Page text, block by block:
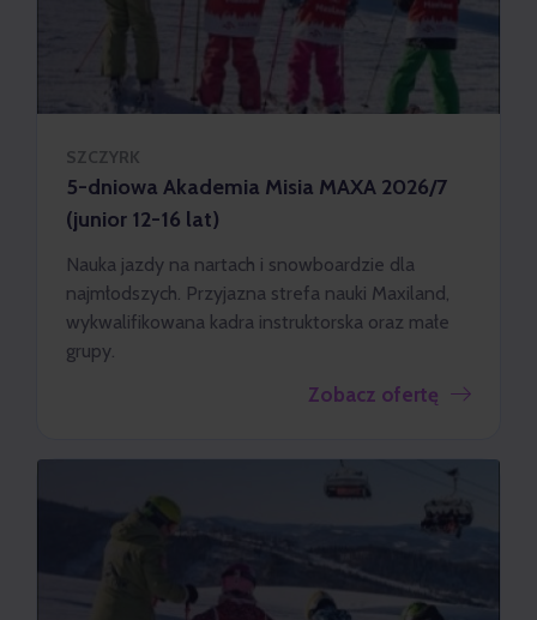
SZCZYRK
5-dniowa Akademia Misia MAXA 2026/7
(junior 12-16 lat)
Nauka jazdy na nartach i snowboardzie dla
najmłodszych. Przyjazna strefa nauki Maxiland,
wykwalifikowana kadra instruktorska oraz małe
grupy.
Zobacz ofertę